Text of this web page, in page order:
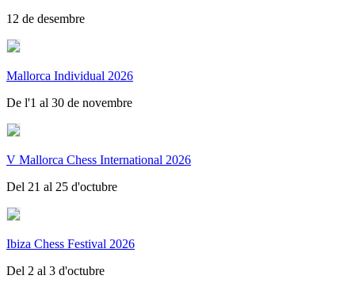
12 de desembre
Mallorca Individual 2026
De l'1 al 30 de novembre
V Mallorca Chess International 2026
Del 21 al 25 d'octubre
Ibiza Chess Festival 2026
Del 2 al 3 d'octubre